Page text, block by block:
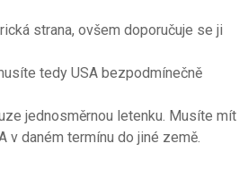
strana, ovšem doporučuje se ji
tedy USA bezpodmínečně
jednosměrnou letenku. Musíte mít
v daném termínu do jiné země.